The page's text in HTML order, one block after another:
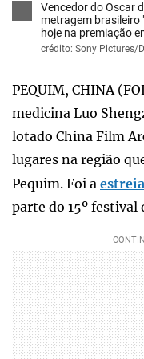
Vencedor do Oscar
metragem brasileiro
hoje na premiação
crédito: Sony Pictures/
PEQUIM, CHINA
medicina Luo
lotado China Film
lugares na região
Pequim. Foi a
parte do 15º festival